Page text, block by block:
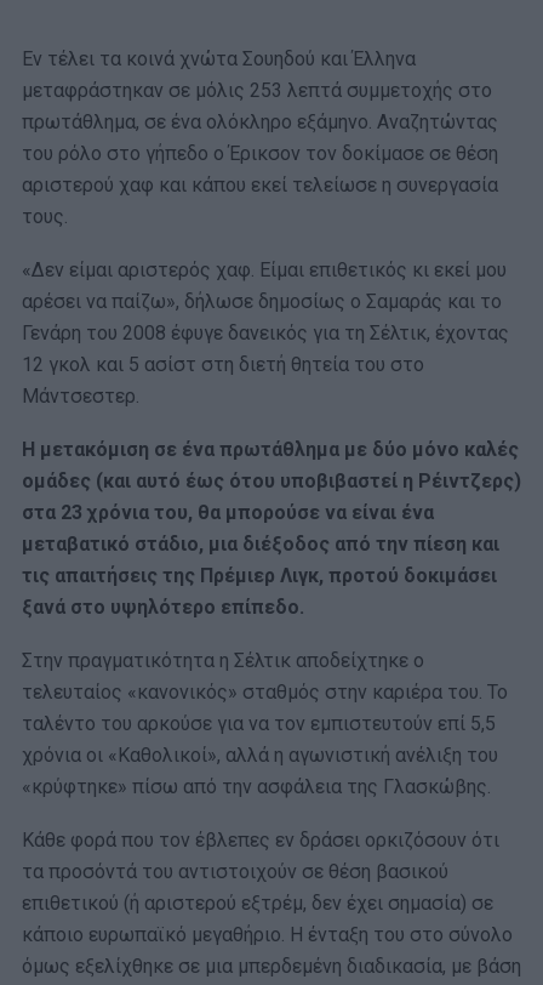
Εν τέλει τα κοινά χνώτα Σουηδού και Έλληνα
μεταφράστηκαν σε μόλις 253 λεπτά συμμετοχής στο
πρωτάθλημα, σε ένα ολόκληρο εξάμηνο. Αναζητώντας
του ρόλο στο γήπεδο ο Έρικσον τον δοκίμασε σε θέση
αριστερού χαφ και κάπου εκεί τελείωσε η συνεργασία
τους.
«Δεν είμαι αριστερός χαφ. Είμαι επιθετικός κι εκεί μου
αρέσει να παίζω», δήλωσε δημοσίως ο Σαμαράς και το
Γενάρη του 2008 έφυγε δανεικός για τη Σέλτικ, έχοντας
12 γκολ και 5 ασίστ στη διετή θητεία του στο
Μάντσεστερ.
Η μετακόμιση σε ένα πρωτάθλημα με δύο μόνο καλές
ομάδες (και αυτό έως ότου υποβιβαστεί η Ρέιντζερς)
στα 23 χρόνια του, θα μπορούσε να είναι ένα
μεταβατικό στάδιο, μια διέξοδος από την πίεση και
τις απαιτήσεις της Πρέμιερ Λιγκ, προτού δοκιμάσει
ξανά στο υψηλότερο επίπεδο.
Στην πραγματικότητα η Σέλτικ αποδείχτηκε ο
τελευταίος «κανονικός» σταθμός στην καριέρα του. Το
ταλέντο του αρκούσε για να τον εμπιστευτούν επί 5,5
χρόνια οι «Καθολικοί», αλλά η αγωνιστική ανέλιξη του
«κρύφτηκε» πίσω από την ασφάλεια της Γλασκώβης.
Κάθε φορά που τον έβλεπες εν δράσει ορκιζόσουν ότι
τα προσόντά του αντιστοιχούν σε θέση βασικού
επιθετικού (ή αριστερού εξτρέμ, δεν έχει σημασία) σε
κάποιο ευρωπαϊκό μεγαθήριο. Η ένταξη του στο σύνολο
όμως εξελίχθηκε σε μια μπερδεμένη διαδικασία, με βάση